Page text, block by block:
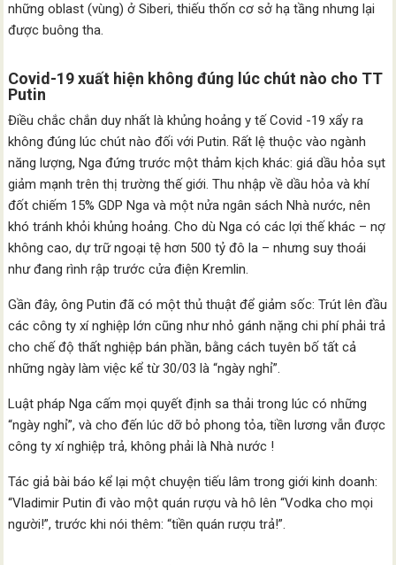
những oblast (vùng) ở Siberi, thiếu thốn cơ sở hạ tầng nhưng lại
được buông tha.
Covid-19 xuất hiện không đúng lúc chút nào cho TT
Putin
Điều chắc chắn duy nhất là khủng hoảng y tế Covid -19 xẩy ra
không đúng lúc chút nào đối với Putin. Rất lệ thuộc vào ngành
năng lượng, Nga đứng trước một thảm kịch khác: giá dầu hỏa sụt
giảm mạnh trên thị trường thế giới. Thu nhập về dầu hỏa và khí
đốt chiếm 15% GDP Nga và một nửa ngân sách Nhà nước, nên
khó tránh khỏi khủng hoảng. Cho dù Nga có các lợi thế khác – nợ
không cao, dự trữ ngoại tệ hơn 500 tỷ đô la – nhưng suy thoái
như đang rình rập trước cửa điện Kremlin.
Gần đây, ông Putin đã có một thủ thuật để giảm sốc: Trút lên đầu
các công ty xí nghiệp lớn cũng như nhỏ gánh nặng chi phí phải trả
cho chế độ thất nghiệp bán phần, bằng cách tuyên bố tất cả
những ngày làm việc kể từ 30/03 là “ngày nghỉ”.
Luật pháp Nga cấm mọi quyết định sa thải trong lúc có những
“ngày nghỉ”, và cho đến lúc dỡ bỏ phong tỏa, tiền lương vẫn được
công ty xí nghiệp trả, không phải là Nhà nước !
Tác giả bài báo kể lại một chuyện tiếu lâm trong giới kinh doanh:
“Vladimir Putin đi vào một quán rượu và hô lên “Vodka cho mọi
người!”, trước khi nói thêm: “tiền quán rượu trả!”.